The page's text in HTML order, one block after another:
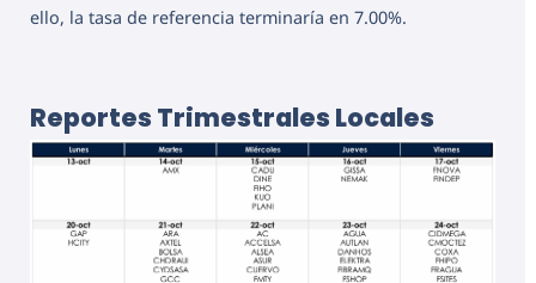
ello, la tasa de referencia terminaría en 7.00%.
Reportes Trimestrales Locales